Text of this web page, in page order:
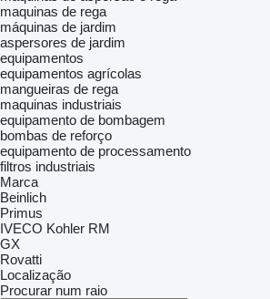
maquinas de rega
máquinas de jardim
aspersores de jardim
equipamentos
equipamentos agrícolas
mangueiras de rega
maquinas industriais
equipamento de bombagem
bombas de reforço
equipamento de processamento
filtros industriais
Marca
Beinlich
Primus
IVECO Kohler RM
GX
Rovatti
Localização
Procurar num raio